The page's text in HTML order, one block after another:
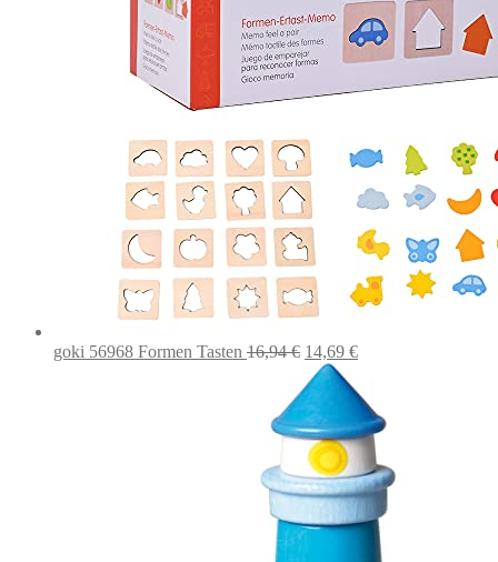
goki 56968 Formen Tasten 16,94€ Ursprünglicher
Preis
war:
16,94 €
14,69 €Aktueller
ist:
14,69 €.